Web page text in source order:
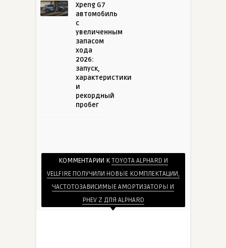
Xpeng G7
автомобиль
с
увеличенным
запасом
хода
2026:
запуск,
характеристики
и
рекордный
пробег
КОММЕНТАРИИ КTOYOTA ALPHARD И
VELLFIRE ПОЛУЧИЛИ НОВЫЕ КОМПЛЕКТАЦИИ,
ЧАСТОТОЗАВИСИМЫЕ АМОРТИЗАТОРЫ И
PHEV Z ДЛЯ ALPHARD